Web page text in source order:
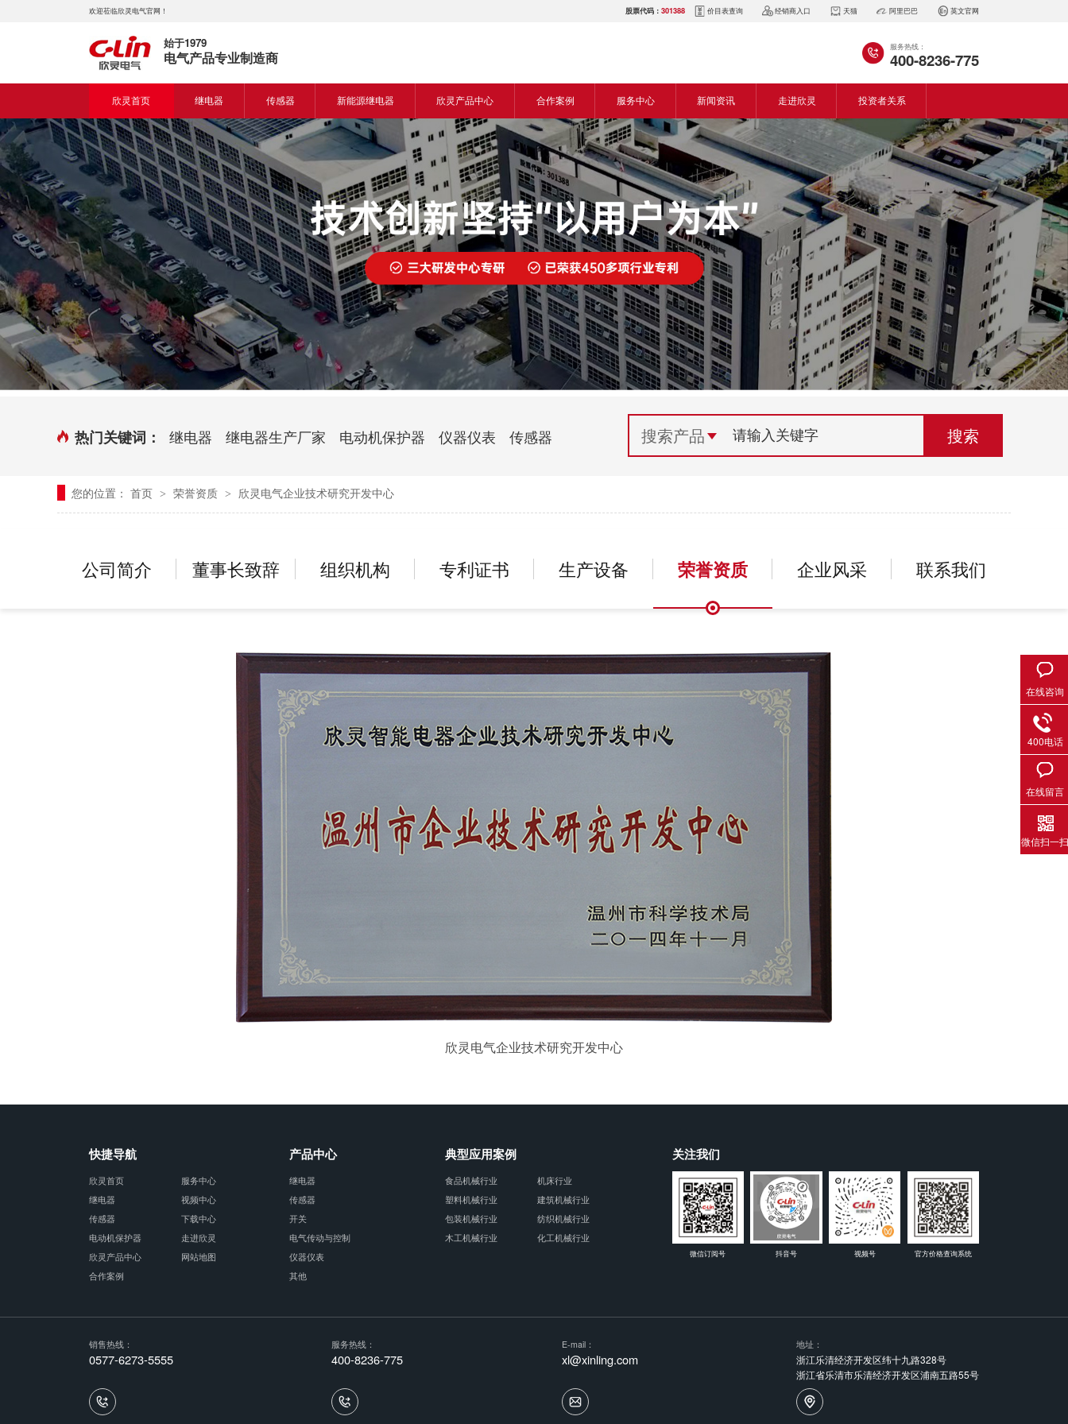
价目表查询 经销商入口 天猫 阿里巴巴 英文官网
欢迎莅临欣灵电气官网！ 股票代码：301388
始于1979
电气产品专业制造商
服务热线：
400-8236-775
欣灵首页 继电器
时间继电器
固体继电器
计数继电器
液位继电器
电磁继电器及插座
时控开关
新能源继电器
传感器
接近开关
光电开关
编码器
热电偶
热电阻
传感器端子台
新能源继电器
新能源交流继电器
新能源直流继电器
欣灵产品中心
继电器
传感器
电气传动与控制
仪器仪表
开关
配电控制
合作案例
食品机械行业
机床行业
塑料机械行业
建筑机械行业
包装机械行业
纺织机械行业
服务中心
营销网络
服务热线
电商平台
下载中心
视频中心
电气百科
常见问题
技术支持
新闻资讯
新闻动态
展会资讯
电气百科
常见问答
走进欣灵
企业简介
董事长致词
企业风采
专利证书
生产设备
荣誉资质
组织机构
联系欣灵
投资者关系
热门关键词： 继电器 继电器生产厂家 电动机保护器 仪器仪表 传感器
您的位置： 首页 > 荣誉资质 > 欣灵电气企业技术研究开发中心
公司简介 董事长致辞 组织机构 专利证书 生产设备 荣誉资质 企业风采 联系我们
欣灵电气企业技术研究开发中心
快捷导航
欣灵首页
服务中心
继电器
视频中心
传感器
下载中心
电动机保护器
走进欣灵
欣灵产品中心
网站地图
合作案例
产品中心
继电器
传感器
开关
电气传动与控制
仪器仪表
其他
典型应用案例
食品机械行业
机床行业
塑料机械行业
建筑机械行业
包装机械行业
纺织机械行业
木工机械行业
化工机械行业
关注我们
微信订阅号 抖音号 视频号 官方价格查询系统
销售热线：
0577-6273-5555
服务热线：
400-8236-775
E-mail：
xl@xinling.com
地址：
浙江乐清经济开发区纬十九路328号
浙江省乐清市乐清经济开发区浦南五路55号
在线咨询
400电话
在线留言
微信扫一扫